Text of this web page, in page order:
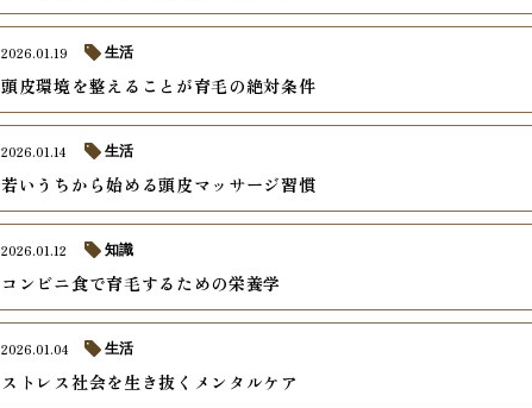
頭皮環境を整えることが育毛の絶対条件
2026.01.19 生活
若いうちから始める頭皮マッサージ習慣
2026.01.14 生活
コンビニ食で育毛するための栄養学
2026.01.12 知識
ストレス社会を生き抜くメンタルケア
2026.01.04 生活